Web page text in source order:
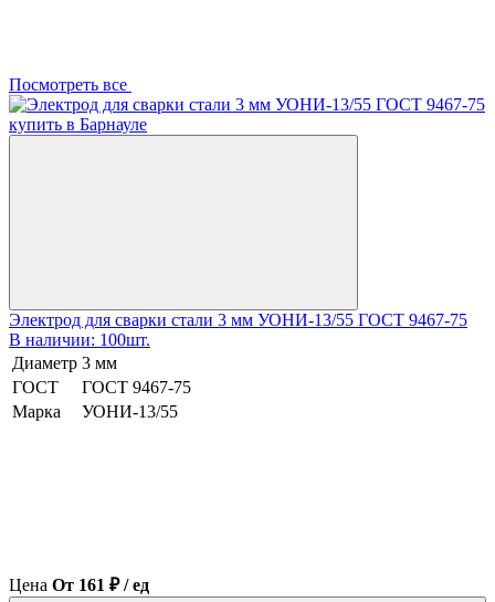
Посмотреть все
Электрод для сварки стали 3 мм УОНИ-13/55 ГОСТ 9467-75
В наличии: 100шт.
Диаметр 3 мм
ГОСТ
ГОСТ 9467-75
Марка
УОНИ-13/55
Цена От 161 ₽ / ед